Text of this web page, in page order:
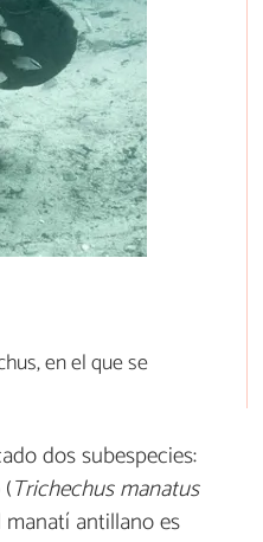
en el que se
dos subespecies:
Trichechus manatus
antillano es